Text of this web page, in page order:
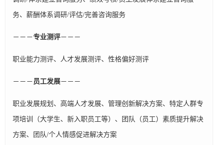
务、薪酬体系调研/评估/完善咨询服务
－－－专业测评－－－
职业能力测评、人才发展测评、性格偏好测评
－－－ 员工发展－－－
职业发展规划、高端人才发展、管理创新解决方案、特定人群专
项培训（大学生、新入职员工等）、团队（员工）素质提升解决
方案、团队/个人情感促进解决方案